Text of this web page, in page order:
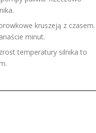
kruszeją z czasem.
minut.
temperatury silnika to